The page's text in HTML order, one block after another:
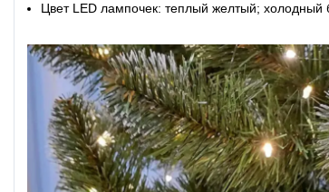
Цвет LED лампочек: теплый желтый; холодный